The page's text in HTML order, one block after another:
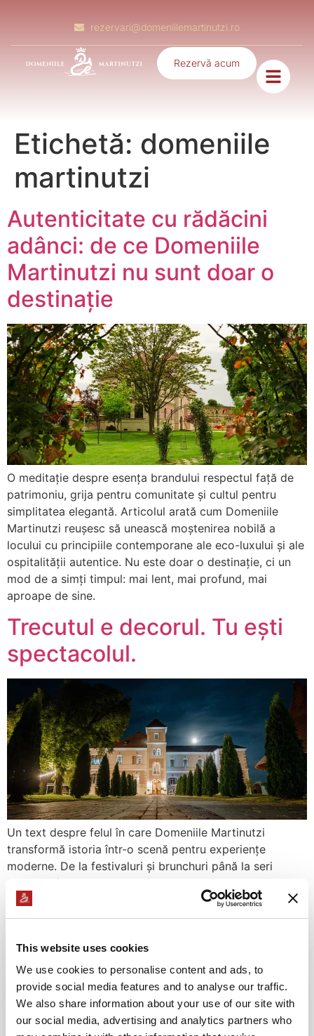
This website uses cookies
We use cookies to personalise content and ads, to
provide social media features and to analyse our traffic.
We also share information about your use of our site with
our social media, advertising and analytics partners who
Rezervă acum
Etichetă: domeniile
martinutzi
Autenticitate cu rădăcini
adânci: de ce Domeniile
Martinutzi nu sunt doar o
destinație
O meditație despre esența brandului respectul față de
patrimoniu, grija pentru comunitate și cultul pentru
simplitatea elegantă. Articolul arată cum Domeniile
Martinutzi reușesc să unească moștenirea nobilă a
locului cu principiile contemporane ale eco-luxului și ale
ospitalității autentice. Nu este doar o destinație, ci un
mod de a simți timpul: mai lent, mai profund, mai
aproape de sine.
Trecutul e decorul. Tu ești
spectacolul.
Un text despre felul în care Domeniile Martinutzi
transformă istoria într-o scenă pentru experiențe
moderne. De la festivaluri și brunchuri până la seri
tematice în aer liber, locul îmbină noblețea trecutului cu
energia prezentului. Articolul surprinde spiritul
evenimentelor care dau viață ruinelor, propunând o
despre rafinamentul care se măsoară în emoție, nu în
fast.
Unde ruinele prind glas:
despre renașterea unui loc